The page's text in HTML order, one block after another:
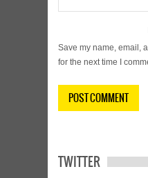
Save my name, email,
for the next time I
TWITTER